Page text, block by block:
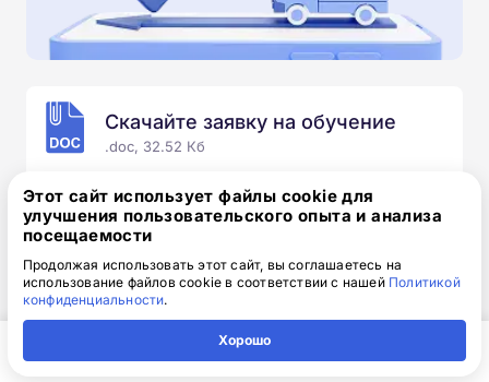
Скачайте заявку на обучение
.doc, 32.52 Кб
Скачайте шаблон, заполните и отправьте по
электронной почтеinfo@1-academy.ru
Обязательно укажите контактный номер телефон.
Наш специалист свяжется с вами и утонит все
детали.
Этот сайт использует файлы cookie для
улучшения пользовательского опыта и анализа
посещаемости
Продолжая использовать этот сайт, вы соглашаетесь на
использование файлов cookie в соответствии с нашей Политикой
конфиденциальности.
Хорошо